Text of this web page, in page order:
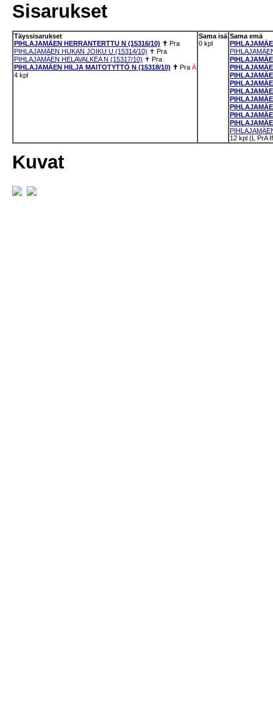
Sisarukset
Täyssisarukset
PIHLAJAMÄEN HERRANTERTTU N (15316/10) ✝ Pra
PIHLAJAMÄEN HUKAN JOIKU U (15314/10) ✝ Pra
PIHLAJAMÄEN HELAVALKEA N (15317/10) ✝ Pra
PIHLAJAMÄEN HILJA MAITOTYTTÖ N (15318/10) ✝ Pra Ä
4 kpl
Sama isä
0 kpl
Sama emä
12 kpl (L PrA
Kuvat